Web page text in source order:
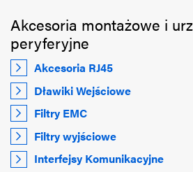
Akcesoria montażowe i
peryferyjne
Akcesoria RJ45
Dławiki Wejściowe
Filtry EMC
Filtry wyjściowe
Interfejsy Komunikacyjne